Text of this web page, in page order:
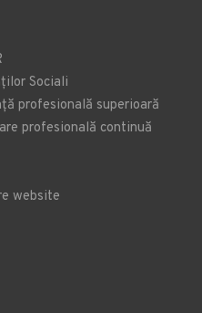
Sociali
profesională superioară
profesională continuă
website